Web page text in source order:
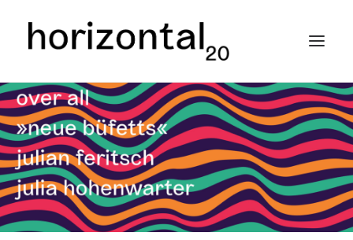
home
termine
schule der wahrnehmung
künstler*innen
sponsoreninfo